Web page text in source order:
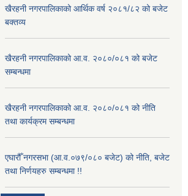
खैरहनी नगरपालिकाको आर्थिक वर्ष २०८१/८२ को बजेट
बक्तव्य
खैरहनी नगरपालिकाको आ.व. २०८०/०८१ को बजेट
सम्बन्धमा
खैरहनी नगरपालिकाको आ.व. २०८०/०८१ को नीति
तथा कार्यक्रम सम्बन्धमा
एघारौँ नगरसभा (आ.व.०७९/०८० बजेट) को नीति, बजेट
तथा निर्णयहरु सम्बन्धमा !!